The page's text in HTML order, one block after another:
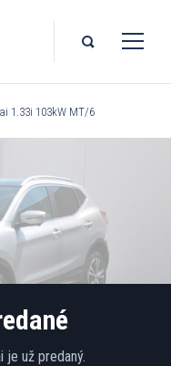
1.33i 103kW MT/6
je už predaný.